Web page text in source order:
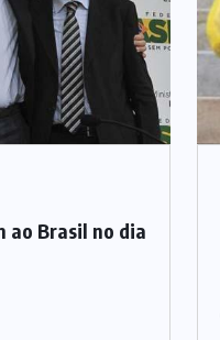
ao Brasil no dia
recebe a
Rotam em
DE 2026